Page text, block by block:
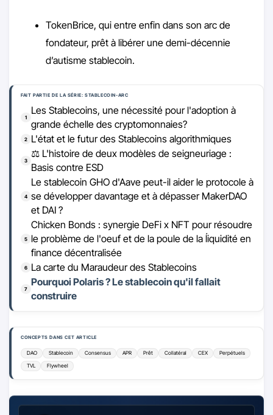
TokenBrice, qui entre enfin dans son arc de
fondateur, prêt à libérer une demi-décennie
d’autisme stablecoin.
FAIT PARTIE DE LA SÉRIE: STABLECOIN-ARC
Les Stablecoins, une nécessité pour l'adoption à
grande échelle des cryptomonnaies?
L'état et le futur des Stablecoins algorithmiques
⚖ L'histoire de deux modèles de seigneuriage :
Basis contre ESD
Le stablecoin GHO d'Aave peut-il aider le protocole à
se développer davantage et à dépasser MakerDAO
et DAI ?
Chicken Bonds : synergie DeFi x NFT pour résoudre
le problème de l'oeuf et de la poule de la ĺiquidité en
finance décentralisée
La carte du Maraudeur des Stablecoins
Pourquoi Polaris ? Le stablecoin qu'il fallait
construire
CONCEPTS DANS CET ARTICLE
DAO Stablecoin Consensus APR Prêt Collatéral CEX Perpétuels
TVL Flywheel